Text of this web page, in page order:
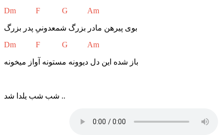
Dm F G Am
بوی پیرهن مادر بزرگ شمعدونیِ پدر بزرگ
Dm F G Am
باز شده این دل دیوونه مستونه آواز میخونه